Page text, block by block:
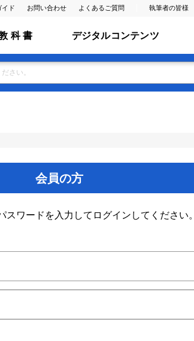
イド お問い合わせ よくあるご質問 執筆者の皆様
科 書 デジタルコンテンツ
会員の方
スワードを入力してログインしてください。